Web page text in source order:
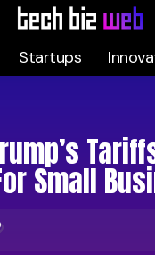
Startups
Small